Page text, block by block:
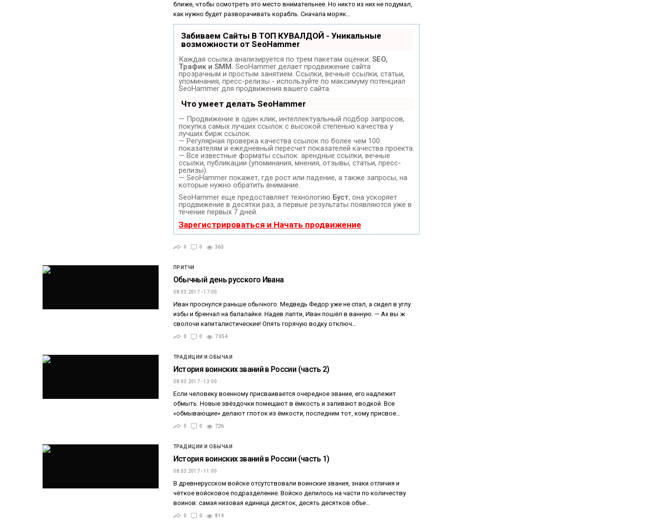
ближе, чтобы осмотреть это место внимательнее. Но никто из них не подумал,
как нужно будет разворачивать корабль. Сначала моряк…
Забиваем Сайты В ТОП КУВАЛДОЙ - Уникальные
возможности от SeoHammer
Каждая ссылка анализируется по трем пакетам оценки: SEO,
Трафик и SMM. SeoHammer делает продвижение сайта
прозрачным и простым занятием. Ссылки, вечные ссылки, статьи,
упоминания, пресс-релизы - используйте по максимуму потенциал
SeoHammer для продвижения вашего сайта.
Что умеет делать SeoHammer
— Продвижение в один клик, интеллектуальный подбор запросов,
покупка самых лучших ссылок с высокой степенью качества у
лучших бирж ссылок.
— Регулярная проверка качества ссылок по более чем 100
показателям и ежедневный пересчет показателей качества проекта.
— Все известные форматы ссылок: арендные ссылки, вечные
ссылки, публикации (упоминания, мнения, отзывы, статьи, пресс-
релизы).
— SeoHammer покажет, где рост или падение, а также запросы, на
которые нужно обратить внимание.
SeoHammer еще предоставляет технологию Буст, она ускоряет
продвижение в десятки раз, а первые результаты появляются уже в
течение первых 7 дней.
Зарегистрироваться и Начать продвижение
0 0 363
ПРИТЧИ
Обычный день русского Ивана
08.03.2017 - 17:00
Иван проснулся раньше обычного. Медведь Федор уже не спал, а сидел в углу
избы и бренчал на балалайке. Надев лапти, Иван пошёл в ванную. — Ах вы ж
сволочи капиталистические! Опять горячую водку отключ…
0 0 7 054
ТРАДИЦИИ И ОБЫЧАИ
История воинских званий в России (часть 2)
08.03.2017 - 13:00
Если человеку военному присваивается очередное звание, его надлежит
обмыть. Новые звёздочки помещают в ёмкость и заливают водкой. Все
«обмывающие» делают глоток из ёмкости, последним тот, кому присвое…
0 0 726
ТРАДИЦИИ И ОБЫЧАИ
История воинских званий в России (часть 1)
08.03.2017 - 11:00
В древнерусском войске отсутствовали воинские звания, знаки отличия и
чёткое войсковое подразделение. Войско делилось на части по количеству
воинов: самая низовая единица десяток, десять десятков объе…
0 0 814